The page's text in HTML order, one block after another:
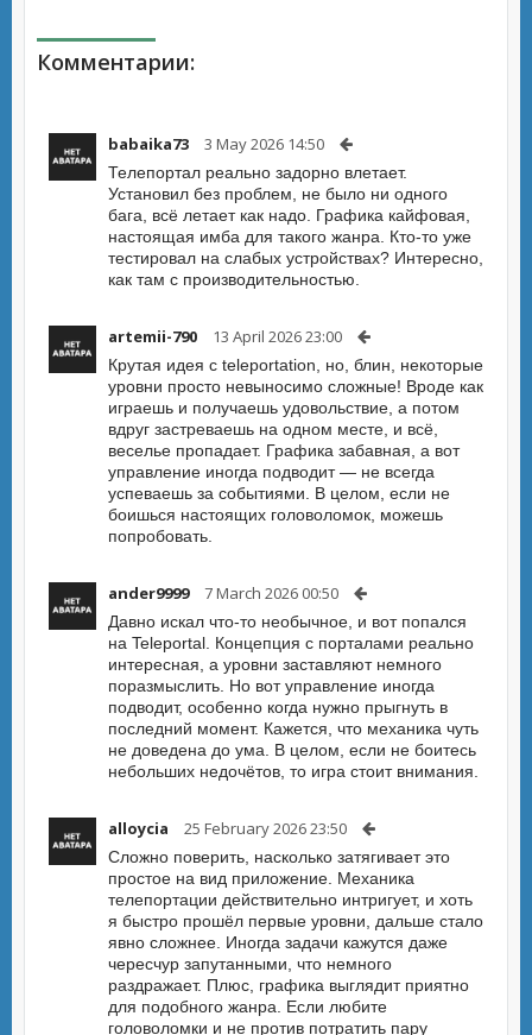
Комментарии:
babaika73 3 May 2026 14:50
Телепортал реально задорно влетает.
Установил без проблем, не было ни одного
бага, всё летает как надо. Графика кайфовая,
настоящая имба для такого жанра. Кто-то уже
тестировал на слабых устройствах? Интересно,
как там с производительностью.
artemii-790 13 April 2026 23:00
Крутая идея с teleportation, но, блин, некоторые
уровни просто невыносимо сложные! Вроде как
играешь и получаешь удовольствие, а потом
вдруг застреваешь на одном месте, и всё,
веселье пропадает. Графика забавная, а вот
управление иногда подводит — не всегда
успеваешь за событиями. В целом, если не
боишься настоящих головоломок, можешь
попробовать.
ander9999 7 March 2026 00:50
Давно искал что-то необычное, и вот попался
на Teleportal. Концепция с порталами реально
интересная, а уровни заставляют немного
поразмыслить. Но вот управление иногда
подводит, особенно когда нужно прыгнуть в
последний момент. Кажется, что механика чуть
не доведена до ума. В целом, если не боитесь
небольших недочётов, то игра стоит внимания.
alloycia 25 February 2026 23:50
Сложно поверить, насколько затягивает это
простое на вид приложение. Механика
телепортации действительно интригует, и хоть
я быстро прошёл первые уровни, дальше стало
явно сложнее. Иногда задачи кажутся даже
чересчур запутанными, что немного
раздражает. Плюс, графика выглядит приятно
для подобного жанра. Если любите
головоломки и не против потратить пару